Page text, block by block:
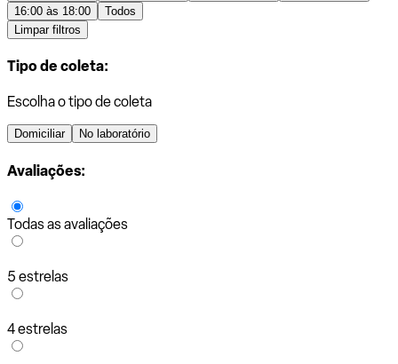
16:00 às 18:00
Todos
Limpar filtros
Tipo de coleta:
Escolha o tipo de coleta
Domiciliar No laboratório
Avaliações:
Todas as avaliações
5 estrelas
4 estrelas